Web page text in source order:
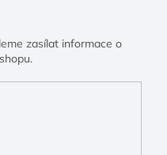
zasílat informace o